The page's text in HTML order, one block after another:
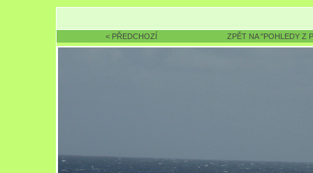
< PŘEDCHOZÍ ZPĚT NA "POHLEDY Z